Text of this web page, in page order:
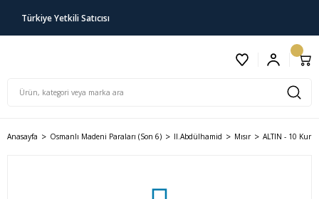
Türkiye Yetkili Satıcısı
Anasayfa Osmanlı Madeni Paraları (Son 6) II.Abdülhamid Mısır ALTIN - 10 Kuruş